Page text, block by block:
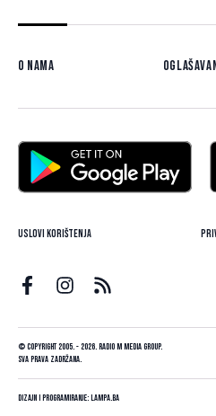
O nama
Uslovi korištenja
© Copyright 2005. - 2026. Radio M Media Group.
Sva prava zadržana.
Dizajn i programiranje:Lampa.ba